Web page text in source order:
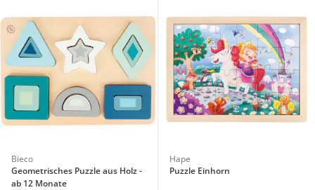
Bieco
Geometrisches Puzzle aus Holz -
ab 12 Monate
Hape
Puzzle Einhorn